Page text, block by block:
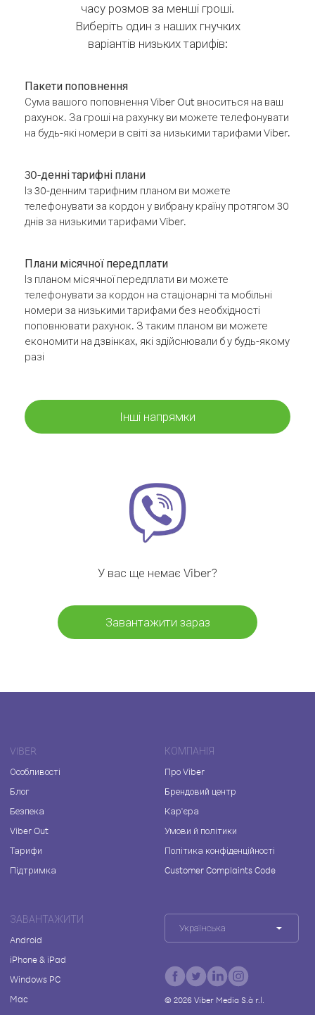
часу розмов за менші гроші.
Виберіть один з наших гнучких
варіантів низьких тарифів:
Пакети поповнення
Сума вашого поповнення Viber Out вноситься на ваш
рахунок. За гроші на рахунку ви можете телефонувати
на будь-які номери в світі за низькими тарифами Viber.
30-денні тарифні плани
Із 30-денним тарифним планом ви можете
телефонувати за кордон у вибрану країну протягом 30
днів за низькими тарифами Viber.
Плани місячної передплати
Із планом місячної передплати ви можете
телефонувати за кордон на стаціонарні та мобільні
номери за низькими тарифами без необхідності
поповнювати рахунок. З таким планом ви можете
економити на дзвінках, які здійснювали б у будь-якому
разі
Інші напрямки
У вас ще немає Viber?
Завантажити зараз
VIBER
Особливості
Блог
Безпека
Viber Out
Тарифи
Підтримка
КОМПАНІЯ
Про Viber
Брендовий центр
Кар'єра
Умови й політики
Політика конфіденційності
Customer Complaints Code
ЗАВАНТАЖИТИ
Android
iPhone & iPad
Windows PC
Mac
Українська
© 2026Viber Media S.à r.l.